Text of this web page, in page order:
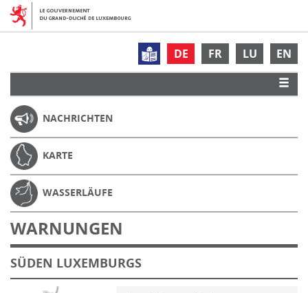
DE FR LU EN
NACHRICHTEN
KARTE
WASSERLÄUFE
WARNUNGEN
SÜDEN LUXEMBURGS